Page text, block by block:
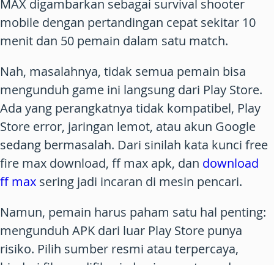
MAX digambarkan sebagai survival shooter
mobile dengan pertandingan cepat sekitar 10
menit dan 50 pemain dalam satu match.
Nah, masalahnya, tidak semua pemain bisa
mengunduh game ini langsung dari Play Store.
Ada yang perangkatnya tidak kompatibel, Play
Store error, jaringan lemot, atau akun Google
sedang bermasalah. Dari sinilah kata kunci free
fire max download, ff max apk, dan download
ff max sering jadi incaran di mesin pencari.
Namun, pemain harus paham satu hal penting:
mengunduh APK dari luar Play Store punya
risiko. Pilih sumber resmi atau terpercaya,